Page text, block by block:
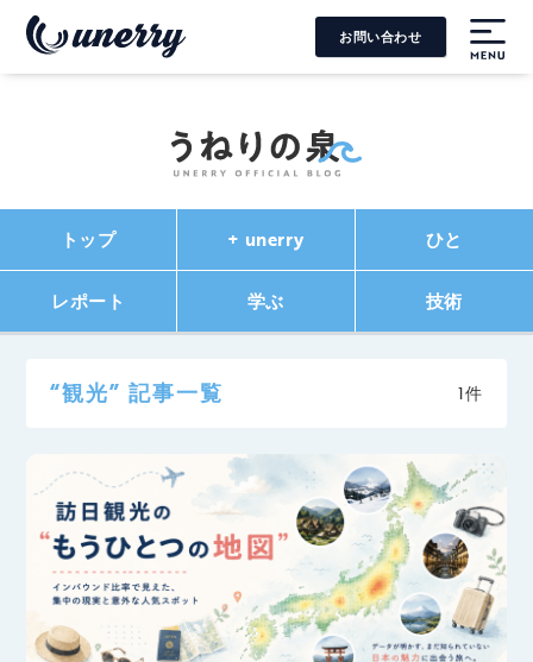
お問い合わせ
トップ + unerry ひと
レポート 学ぶ 技術
“観光” 記事一覧 1件